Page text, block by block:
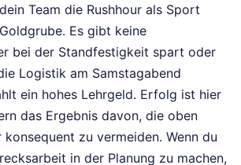
Team die Rushhour als Sport
Es gibt keine
bei der Standfestigkeit spart oder
Logistik am Samstagabend
ein hohes Lehrgeld. Erfolg ist hier
das Ergebnis davon, die oben
konsequent zu vermeiden. Wenn du
in der Planung zu machen,